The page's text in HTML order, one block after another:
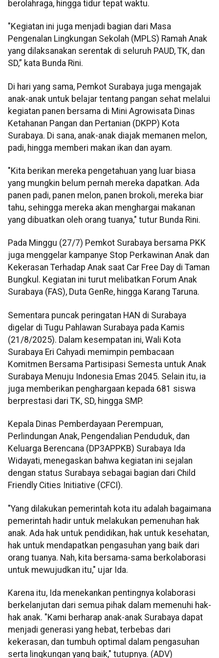
berolahraga, hingga tidur tepat waktu.
"Kegiatan ini juga menjadi bagian dari Masa
Pengenalan Lingkungan Sekolah (MPLS) Ramah Anak
yang dilaksanakan serentak di seluruh PAUD, TK, dan
SD,” kata Bunda Rini.
Di hari yang sama, Pemkot Surabaya juga mengajak
anak-anak untuk belajar tentang pangan sehat melalui
kegiatan panen bersama di Mini Agrowisata Dinas
Ketahanan Pangan dan Pertanian (DKPP) Kota
Surabaya. Di sana, anak-anak diajak memanen melon,
padi, hingga memberi makan ikan dan ayam.
"Kita berikan mereka pengetahuan yang luar biasa
yang mungkin belum pernah mereka dapatkan. Ada
panen padi, panen melon, panen brokoli, mereka biar
tahu, sehingga mereka akan menghargai makanan
yang dibuatkan oleh orang tuanya," tutur Bunda Rini.
Pada Minggu (27/7) Pemkot Surabaya bersama PKK
juga menggelar kampanye Stop Perkawinan Anak dan
Kekerasan Terhadap Anak saat Car Free Day di Taman
Bungkul. Kegiatan ini turut melibatkan Forum Anak
Surabaya (FAS), Duta GenRe, hingga Karang Taruna.
Sementara puncak peringatan HAN di Surabaya
digelar di Tugu Pahlawan Surabaya pada Kamis
(21/8/2025). Dalam kesempatan ini, Wali Kota
Surabaya Eri Cahyadi memimpin pembacaan
Komitmen Bersama Partisipasi Semesta untuk Anak
Surabaya Menuju Indonesia Emas 2045. Selain itu, ia
juga memberikan penghargaan kepada 681 siswa
berprestasi dari TK, SD, hingga SMP.
Kepala Dinas Pemberdayaan Perempuan,
Perlindungan Anak, Pengendalian Penduduk, dan
Keluarga Berencana (DP3APPKB) Surabaya Ida
Widayati, menegaskan bahwa kegiatan ini sejalan
dengan status Surabaya sebagai bagian dari Child
Friendly Cities Initiative (CFCI).
"Yang dilakukan pemerintah kota itu adalah bagaimana
pemerintah hadir untuk melakukan pemenuhan hak
anak. Ada hak untuk pendidikan, hak untuk kesehatan,
hak untuk mendapatkan pengasuhan yang baik dari
orang tuanya. Nah, kita bersama-sama berkolaborasi
untuk mewujudkan itu," ujar Ida.
Karena itu, Ida menekankan pentingnya kolaborasi
berkelanjutan dari semua pihak dalam memenuhi hak-
hak anak. "Kami berharap anak-anak Surabaya dapat
menjadi generasi yang hebat, terbebas dari
kekerasan, dan tumbuh optimal dalam pengasuhan
serta lingkungan yang baik," tutupnya. (ADV)